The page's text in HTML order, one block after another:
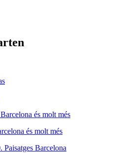
és molt més